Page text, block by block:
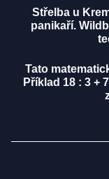
Střelba u
panikaří.
Tato
Příklad 18 : 3 +